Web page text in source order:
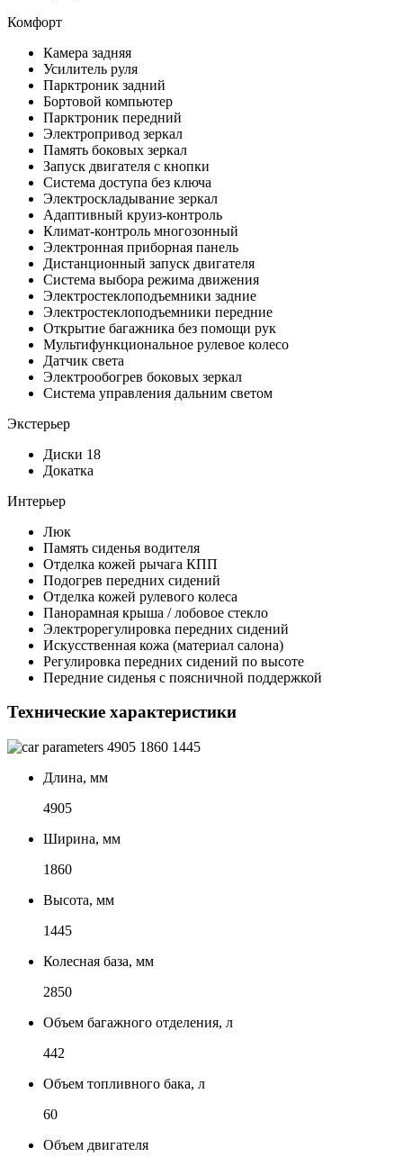
Комфорт
Камера задняя
Усилитель руля
Парктроник задний
Бортовой компьютер
Парктроник передний
Электропривод зеркал
Память боковых зеркал
Запуск двигателя с кнопки
Система доступа без ключа
Электроскладывание зеркал
Адаптивный круиз-контроль
Климат-контроль многозонный
Электронная приборная панель
Дистанционный запуск двигателя
Система выбора режима движения
Электростеклоподъемники задние
Электростеклоподъемники передние
Открытие багажника без помощи рук
Мультифункциональное рулевое колесо
Датчик света
Электрообогрев боковых зеркал
Система управления дальним светом
Экстерьер
Диски 18
Докатка
Интерьер
Люк
Память сиденья водителя
Отделка кожей рычага КПП
Подогрев передних сидений
Отделка кожей рулевого колеса
Панорамная крыша / лобовое стекло
Электрорегулировка передних сидений
Искусственная кожа (материал салона)
Регулировка передних сидений по высоте
Передние сиденья с поясничной поддержкой
Технические характеристики
4905 1860 1445
Длина, мм
4905
Ширина, мм
1860
Высота, мм
1445
Колесная база, мм
2850
Объем багажного отделения, л
442
Объем топливного бака, л
60
Объем двигателя